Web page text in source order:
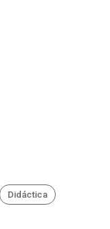
Didáctica